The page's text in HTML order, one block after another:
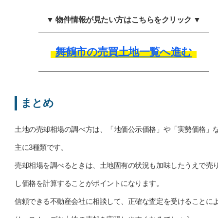
▼ 物件情報が見たい方はこちらをクリック ▼
舞鶴市の売買土地一覧へ進む
まとめ
土地の売却相場の調べ方は、「地価公示価格」や「実勢価格」
主に3種類です。
売却相場を調べるときは、土地固有の状況も加味したうえで売
し価格を計算することがポイントになります。
信頼できる不動産会社に相談して、正確な査定を受けることによ